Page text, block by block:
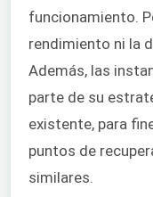
funcionamiento.
rendimiento ni la
Además, las
parte de su
existente, para
puntos de
similares.